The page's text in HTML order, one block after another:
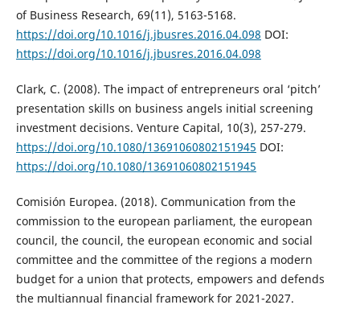
of Business Research, 69(11), 5163-5168.
https://doi.org/10.1016/j.jbusres.2016.04.098 DOI:
https://doi.org/10.1016/j.jbusres.2016.04.098
Clark, C. (2008). The impact of entrepreneurs oral ‘pitch’
presentation skills on business angels initial screening
investment decisions. Venture Capital, 10(3), 257-279.
https://doi.org/10.1080/13691060802151945 DOI:
https://doi.org/10.1080/13691060802151945
Comisión Europea. (2018). Communication from the
commission to the european parliament, the european
council, the council, the european economic and social
committee and the committee of the regions a modern
budget for a union that protects, empowers and defends
the multiannual financial framework for 2021-2027.